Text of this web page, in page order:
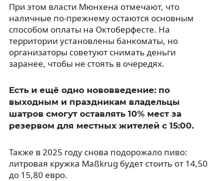
При этом власти Мюнхена отмечают, что
наличные по-прежнему остаются основным
способом оплаты на Октоберфесте. На
территории установлены банкоматы, но
организаторы советуют снимать деньги
заранее, чтобы не стоять в очередях.
Есть и ещё одно нововведение: по
выходным и праздникам владельцы
шатров смогут оставлять 10% мест за
резервом для местных жителей с 15:00.
Также в 2025 году снова подорожало пиво:
литровая кружка Maßkrug будет стоить от 14,50
до 15,80 евро.